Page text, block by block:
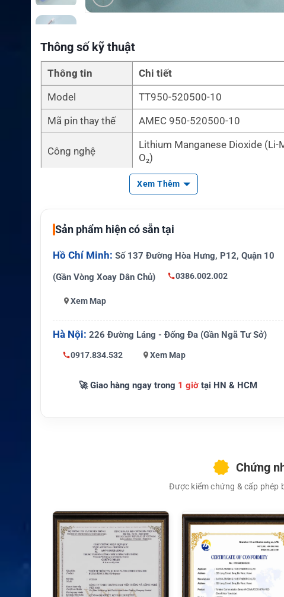
Thông số kỹ thuật
Thông tin
Chi tiết
Model
TT950-520500-10
Mã pin thay thế
AMEC 950-520500-10
Công nghệ
Lithium Manganese Dioxide (Li-
O₂)
22.000mAh
Năng lượng
Pin Lithium sơ cấp, không sạc lại
Chuẩn sử dụng
Thiết bị AIS MOB Beacon hàng hải
Kích thước
Theo chuẩn bộ pin AMEC TB-520
Trọng lượng
Thiết bị tương thí
ch
AMEC TB-520 AIS MOB Beacon
Hãng sản xuất
AMEC
Đơn vị phân phối
Pin TT Battery Việt Nam
Xem Thêm
Sản phẩm hiện có sẵn tại
Hồ Chí Minh: Số 137 Đường Hòa Hưng, P12, Quận 10
(Gần Vòng Xoay Dân Chủ)
0386.002.002
Xem Map
Hà Nội: 226 Đường Láng - Đống Đa (Gần Ngã Tư Sở)
0917.834.532 Xem Map
🚀 Giao hàng ngay trong 1 giờtại HN & HCM
Chứng
Được kiểm chứng & cấp phép